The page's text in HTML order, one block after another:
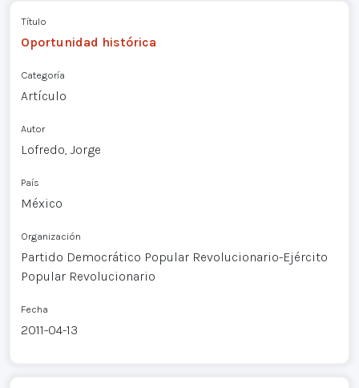
Título
Oportunidad histórica
Categoría
Artículo
Autor
Lofredo, Jorge
País
México
Organización
Partido Democrático Popular Revolucionario-Ejército
Popular Revolucionario
Fecha
2011-04-13